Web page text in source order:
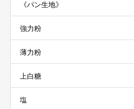
《パン生地》
強力粉
薄力粉
上白糖
塩